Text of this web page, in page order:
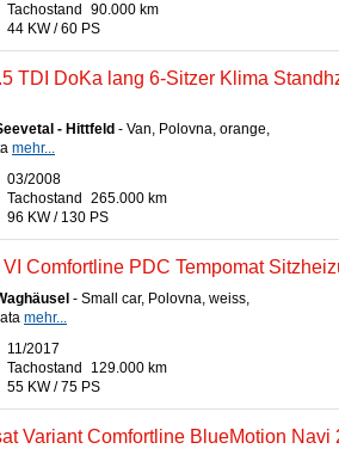
Tachostand
90.000 km
44 KW / 60 PS
TDI DoKa lang 6-Sitzer Klima
- Hittfeld - Van, Polovna, orange,
mehr...
03/2008
Tachostand
265.000 km
96 KW / 130 PS
Comfortline PDC Tempomat
- Small car, Polovna, weiss,
mehr...
11/2017
Tachostand
129.000 km
55 KW / 75 PS
Variant Comfortline BlueMotion Navi